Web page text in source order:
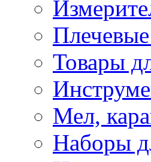
Товары
Мел,
Наборы